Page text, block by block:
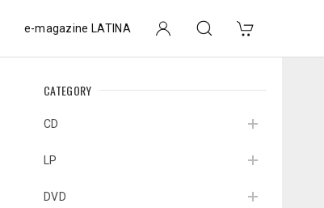
e-magazine LATINA
CATEGORY
CD
LP
DVD